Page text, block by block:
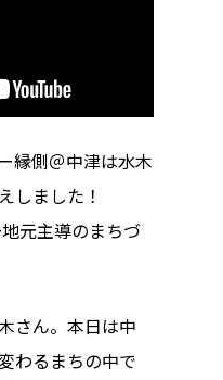
縁側＠中津は水木
しました！
元主導のまちづ
さん。本日は中
わるまちの中で